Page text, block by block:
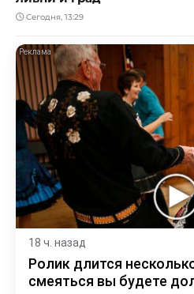
Сегодня, 13:29
18 ч. назад
Ролик длится
смеяться вы будете